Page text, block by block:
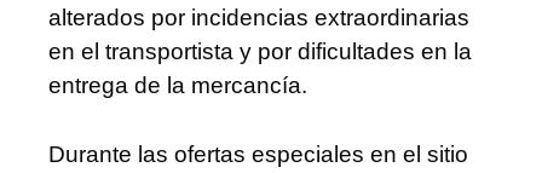
alterados por incidencias extraordinarias
en el transportista y por dificultades en la
entrega de la mercancía.
Durante las ofertas especiales en el sitio